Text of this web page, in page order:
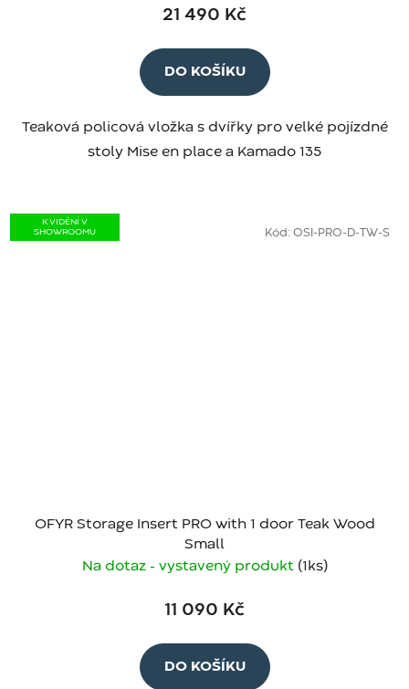
21 490 Kč
DO KOŠÍKU
Teaková policová vložka s dvířky pro velké pojízdné
stoly Mise en place a Kamado 135
K VIDĚNÍ V
SHOWROOMU
OFYR Storage Insert PRO with 1 door Teak Wood
Small
Na dotaz - vystavený produkt (1 ks)
11 090 Kč
DO KOŠÍKU
Kód: OSI-PRO-D-TW-S